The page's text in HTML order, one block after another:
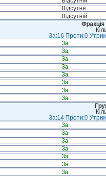
Відсутня
Відсутній
Фракція
За:16 Проти:0
За
За
За
За
За
За
За
За
За:14 Проти:0
За
За
За
За
За
За
За